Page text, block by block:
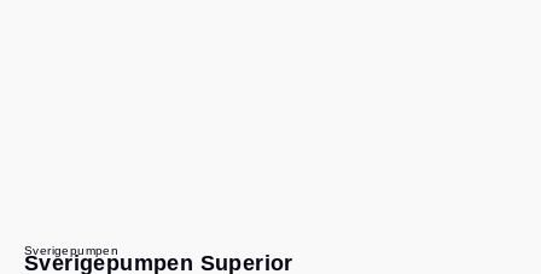
Sverigepumpen
Sverigepumpen Superior